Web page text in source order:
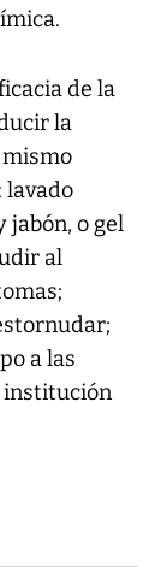
de la
la
lavado
jabón, o gel
al
a las
institución